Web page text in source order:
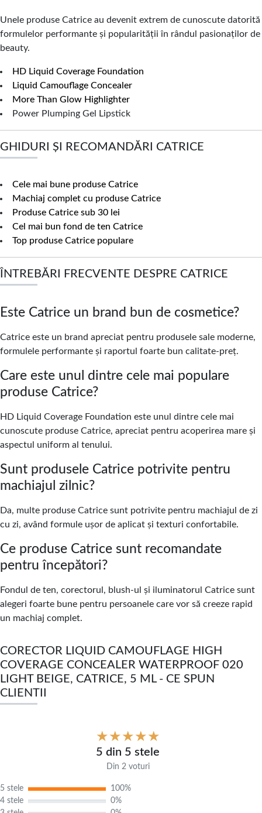
Unele produse Catrice au devenit extrem de cunoscute datorită
formulelor performante și popularității în rândul pasionaților de
beauty.
HD Liquid Coverage Foundation
Liquid Camouflage Concealer
More Than Glow Highlighter
Power Plumping Gel Lipstick
GHIDURI ȘI RECOMANDĂRI CATRICE
Cele mai bune produse Catrice
Machiaj complet cu produse Catrice
Produse Catrice sub 30 lei
Cel mai bun fond de ten Catrice
Top produse Catrice populare
ÎNTREBĂRI FRECVENTE DESPRE CATRICE
Este Catrice un brand bun de cosmetice?
Catrice este un brand apreciat pentru produsele sale moderne,
formulele performante și raportul foarte bun calitate-preț.
Care este unul dintre cele mai populare
produse Catrice?
HD Liquid Coverage Foundation este unul dintre cele mai
cunoscute produse Catrice, apreciat pentru acoperirea mare și
aspectul uniform al tenului.
Sunt produsele Catrice potrivite pentru
machiajul zilnic?
Da, multe produse Catrice sunt potrivite pentru machiajul de zi
cu zi, având formule ușor de aplicat și texturi confortabile.
Ce produse Catrice sunt recomandate
pentru începători?
Fondul de ten, corectorul, blush-ul și iluminatorul Catrice sunt
alegeri foarte bune pentru persoanele care vor să creeze rapid
un machiaj complet.
CORECTOR LIQUID CAMOUFLAGE HIGH
COVERAGE CONCEALER WATERPROOF 020
LIGHT BEIGE, CATRICE, 5 ML - CE SPUN
CLIENTII
5 din 5 stele
Din 2 voturi
5 stele
100%
4 stele
0%